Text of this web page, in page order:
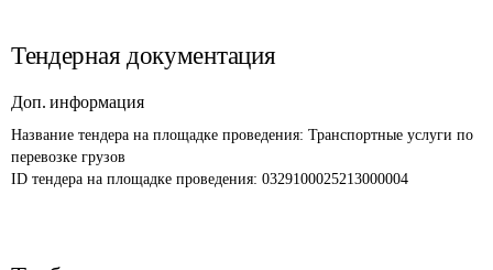
Тендерная документация
Доп. информация
Название тендера на площадке проведения: Транспортные услуги по
перевозке грузов
ID тендера на площадке проведения: 0329100025213000004